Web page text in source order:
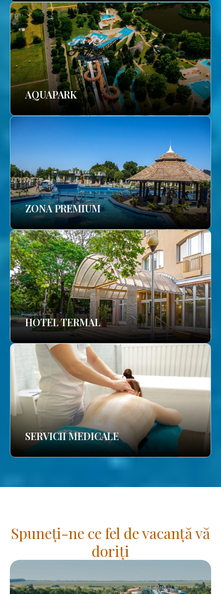
AQUAPARK
ZONA PREMIUM
HOTEL TERMAL
SERVICII MEDICALE
Spuneți-ne ce fel de vacanță vă
doriți